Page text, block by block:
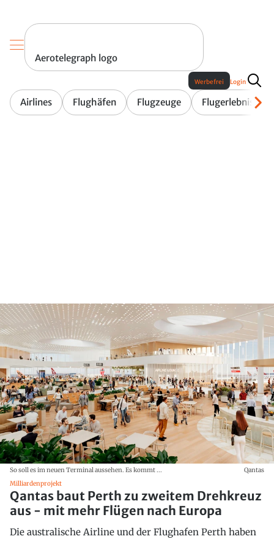
Aerotelegraph logo
Airlines Flughäfen Flugzeuge Flugerlebnis
Werbefrei Login
So soll es im neuen Terminal aussehen. Es kommt ...
Qantas
Milliardenprojekt
Qantas baut Perth zu zweitem Drehkreuz
aus - mit mehr Flügen nach Europa
Die australische Airline und der Flughafen Perth haben